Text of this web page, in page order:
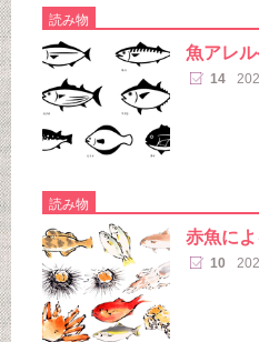
読み物
魚アレ
14
読み物
赤魚に
10